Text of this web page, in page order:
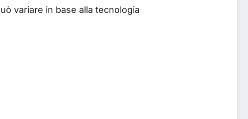
variare in base alla tecnologia